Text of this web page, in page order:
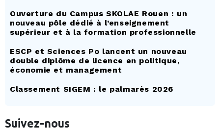
Ouverture du Campus SKOLAE Rouen : un
nouveau pôle dédié à l’enseignement
supérieur et à la formation professionnelle
ESCP et Sciences Po lancent un nouveau
double diplôme de licence en politique,
économie et management
Classement SIGEM : le palmarès 2026
Suivez-nous